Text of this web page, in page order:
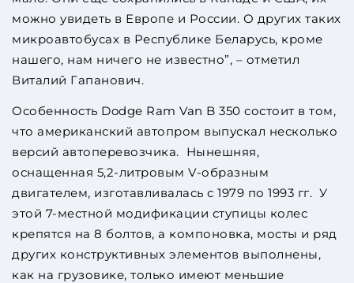
можно увидеть в Европе и России. О других таких
микроавтобусах в Республике Беларусь, кроме
нашего, нам ничего не известно”, – отметил
Виталий Гапанович.
Особенность Dodge Ram Van B 350 состоит в том,
что американский автопром выпускал несколько
версий автоперевозчика. Нынешняя,
оснащенная 5,2-литровым V-образным
двигателем, изготавливалась с 1979 по 1993 гг. У
этой 7-местной модификации ступицы колес
крепятся на 8 болтов, а компоновка, мосты и ряд
других конструктивных элементов выполнены,
как на грузовике, только имеют меньшие